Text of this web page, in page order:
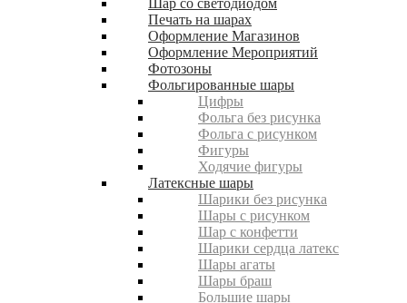
Печать на шарах
Оформление Магазинов
Оформление Мероприятий
Фотозоны
Фольгированные шары
Цифры
Фольга без рисунка
Фольга с рисунком
Фигуры
Ходячие фигуры
Латексные шары
Шарики без рисунка
Шары с рисунком
Шар с конфетти
Шарики сердца латекс
Шары агаты
Шары браш
Большие шары